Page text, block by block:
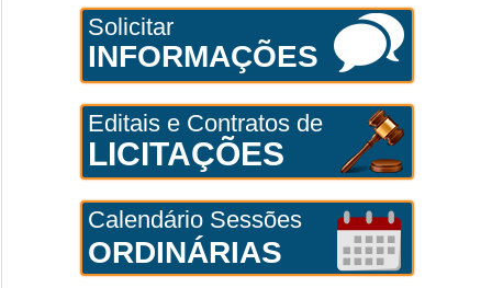
Solicitar
INFORMAÇÕES
Editais e Contratos de
LICITAÇÕES
Calendário Sessões
ORDINÁRIAS